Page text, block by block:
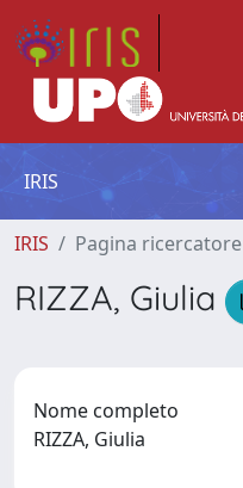
IRIS
IRIS Pagina ricercatore
RIZZA, Giulia
Nome completo
RIZZA, Giulia